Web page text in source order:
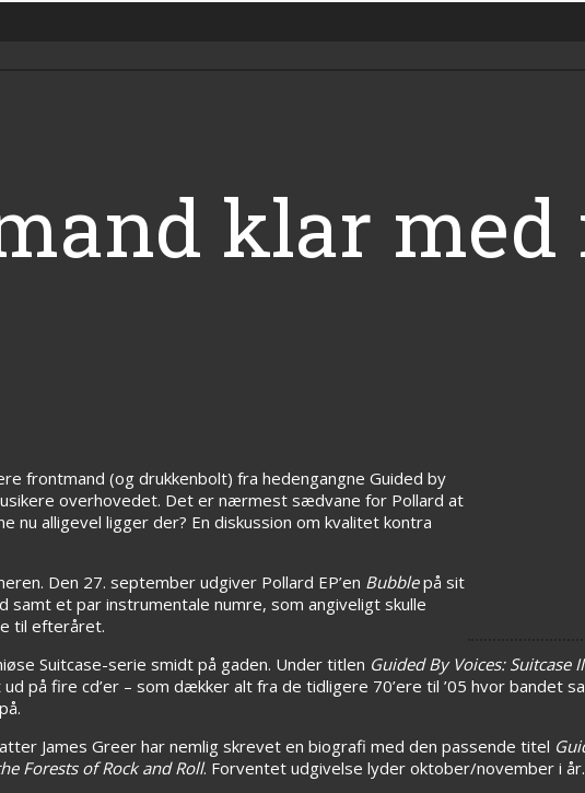
klar med
frontmand (og drukkenbolt) fra hedengangne Guided by
overhovedet. Det er nærmest sædvane for Pollard at
nu alligevel ligger der? En diskussion om kvalitet kontra
Den 27. september udgiver Pollard EP’en Bubblepå sit
samt et par instrumentale numre, som angiveligt skulle
til efteråret.
Suitcase-serie smidt på gaden. Under titlen Guided By Voices: Suitcase
på fire cd’er – som dækker alt fra de tidligere 70’ere til ’05 hvor bandet
James Greer har nemlig skrevet en biografi med den passende titel
Forests of Rock and Roll. Forventet udgivelse lyder oktober/november i år.